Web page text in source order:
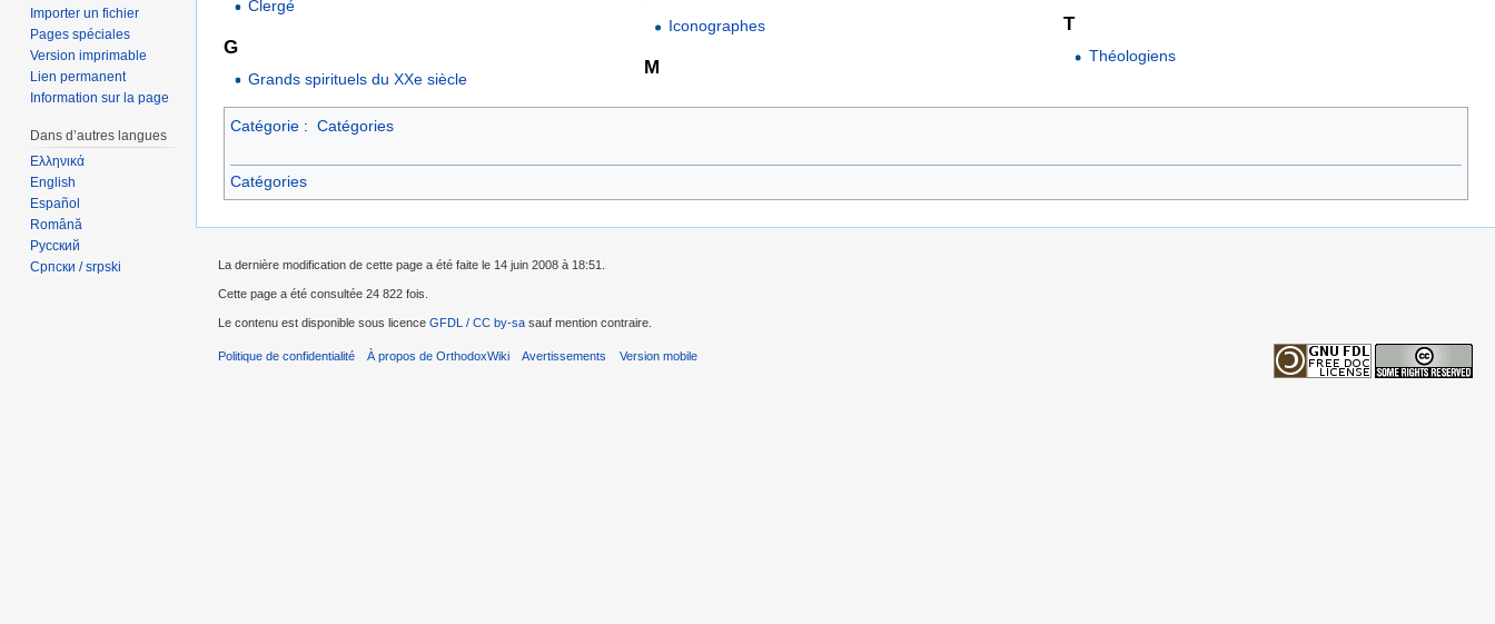
Clergé
G
Grands spirituels du XXe siècle
Iconographes
M
T
Théologiens
Catégorie : Catégories
Catégories
Importer un fichier
Pages spéciales
Version imprimable
Lien permanent
Information sur la page
Dans d’autres langues
Ελληνικά
English
Español
Română
Русский
Српски / srpski
La dernière modification de cette page a été faite le 14 juin 2008 à 18:51.
Cette page a été consultée 24 822 fois.
Le contenu est disponible sous licence GFDL / CC by-sa sauf mention contraire.
Politique de confidentialité À propos de OrthodoxWiki Avertissements Version mobile